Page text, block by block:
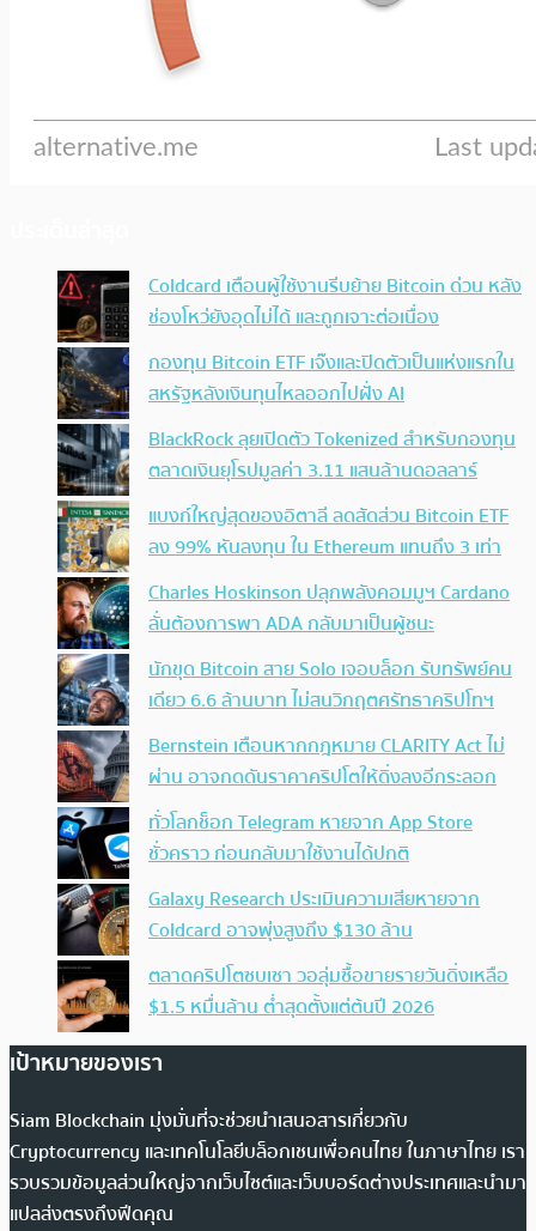
Coldcard เตือนผู้ใช้งานรีบย้าย Bitcoin ด่วน หลัง
ช่องโหว่ยังอุดไม่ได้ และถูกเจาะต่อเนื่อง
กองทุน Bitcoin ETF เจ๊งและปิดตัวเป็นแห่งแรกใน
สหรัฐหลังเงินทุนไหลออกไปฝั่ง AI
BlackRock ลุยเปิดตัว Tokenized สำหรับกองทุน
ตลาดเงินยุโรปมูลค่า 3.11 แสนล้านดอลลาร์
แบงก์ใหญ่สุดของอิตาลี ลดสัดส่วน Bitcoin ETF
ลง 99% หันลงทุน ใน Ethereum แทนถึง 3 เท่า
Charles Hoskinson ปลุกพลังคอมมูฯ Cardano
ลั่นต้องการพา ADA กลับมาเป็นผู้ชนะ
นักขุด Bitcoin สาย Solo เจอบล็อก รับทรัพย์คน
เดียว 6.6 ล้านบาท ไม่สนวิกฤตศรัทธาคริปโทฯ
Bernstein เตือนหากกฎหมาย CLARITY Act ไม่
ผ่าน อาจกดดันราคาคริปโตให้ดิ่งลงอีกระลอก
ทั่วโลกช็อก Telegram หายจาก App Store
ชั่วคราว ก่อนกลับมาใช้งานได้ปกติ
Galaxy Research ประเมินความเสียหายจาก
Coldcard อาจพุ่งสูงถึง $130 ล้าน
ตลาดคริปโตซบเซา วอลุ่มซื้อขายรายวันดิ่งเหลือ
$1.5 หมื่นล้าน ต่ำสุดตั้งแต่ต้นปี 2026
เป้าหมายของเรา
Siam Blockchain มุ่งมั่นที่จะช่วยนำเสนอสารเกี่ยวกับ
Cryptocurrency และเทคโนโลยีบล็อกเชนเพื่อคนไทย ในภาษาไทย เรา
รวบรวมข้อมูลส่วนใหญ่จากเว็บไซต์และเว็บบอร์ดต่างประเทศและนำมา
แปลส่งตรงถึงฟีดคุณ